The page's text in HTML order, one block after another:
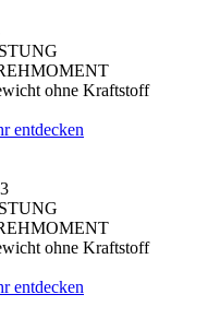
ohne Kraftstoff
entdecken
ohne Kraftstoff
entdecken